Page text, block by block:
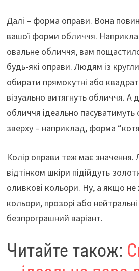
Далі – форма оправи. Вона
вашої форми обличчя.
овальне обличчя, вам
будь-які оправи. Людям із
обирати прямокутні або
візуально витягнуть обличчя. А
обличчя ідеально
зверху – наприклад, форма
Колір оправи теж має
відтінком шкіри підійдуть
оливкові кольори. Ну, а якщо
кольори, прозорі або
безпрограшний варіант.
Читайте також: